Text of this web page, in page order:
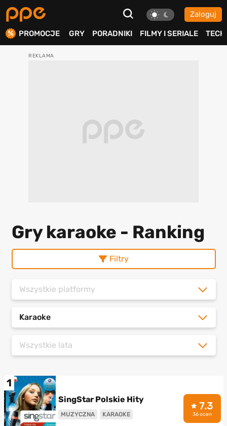
Zaloguj
PROMOCJE GRY PORADNIKI FILMY I SERIALE TECH
Gry karaoke - Ranking
Filtry
Wszystkie platformy
Karaoke
Wszystkie lata
1
SingStar Polskie Hity
MUZYCZNA KARAOKE
7.3
36 ocen